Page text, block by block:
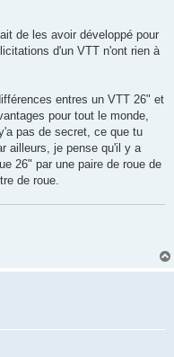
de les avoir développé pour
d'un VTT n'ont rien à
entres un VTT 26" et
pour tout le monde,
pas de secret, ce que tu
ailleurs, je pense qu'il y a
26" par une paire de roue de
de roue.